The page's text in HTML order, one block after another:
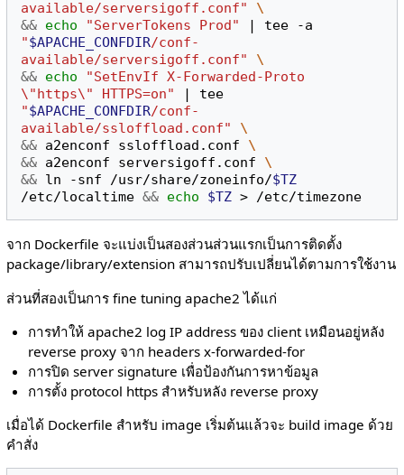
available/serversigoff.conf"
\
&& echo "ServerTokens Prod" |
"$APACHE_CONFDIR/conf-
available/serversigoff.conf"
\
&& echo
"SetEnvIf X-Forwarded-Proto
\"https\" HTTPS=on"
|
"$APACHE_CONFDIR/conf-
available/ssloffload.conf"
\
&& a2enconf ssloffload.conf \
&& a2enconf serversigoff.conf \
&& ln -snf /usr/share/zoneinfo/$TZ
/etc/localtime && echo $TZ
จาก Dockerfile จะแบ่งเป็นสองส่วนส่วนแรกเป็นการติดตั้ง
package/library/extension สามารถปรับเปลี่ยนได้ตามการใช้งาน
ส่วนที่สองเป็นการ fine tuning apache2 ได้แก่
การทำให้ apache2 log IP address ของ client เหมือนอยู่หลัง
reverse proxy จาก headers x-forwarded-for
การปิด server signature เพื่อป้องกันการหาข้อมูล
การตั้ง protocol https สำหรับหลัง reverse proxy
เมื่อได้ Dockerfile สำหรับ image เริ่มต้นแล้วจะ build image ด้วย
คำสั่ง